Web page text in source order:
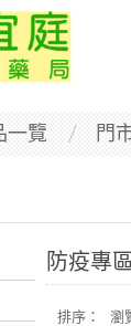
一覽 門
防疫專區
排序： 瀏